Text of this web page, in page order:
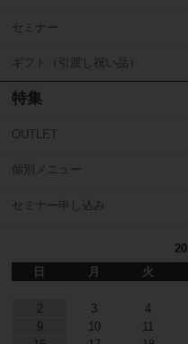
セミナー
ギフト（引渡し祝い品）
特集
OUTLET
個別メニュー
セミナー申し込み
日
月 火
2
3 4
9
10 11